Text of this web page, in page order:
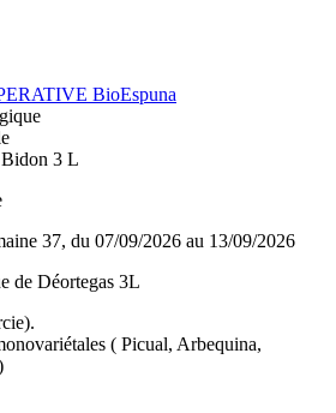
BioEspuna
3 L
37, du 07/09/2026 au 13/09/2026
( Picual, Arbequina,